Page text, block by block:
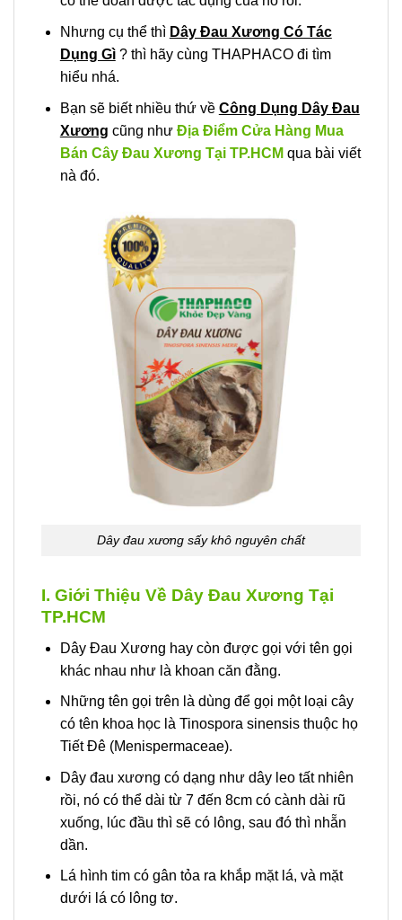
Nhưng cụ thể thì Dây Đau Xương Có Tác
Dụng Gì? thì hãy cùng THAPHACO đi tìm
hiểu nhá.
Bạn sẽ biết nhiều thứ về Công Dụng Dây Đau
Xương cũng như Địa Điểm Cửa Hàng Mua
Bán Cây Đau Xương Tại TP.HCM qua bài viết
nà đó.
Dây đau xương sấy khô nguyên chất
I. Giới Thiệu Về Dây Đau Xương Tại
TP.HCM
Dây Đau Xương hay còn được gọi với tên gọi
khác nhau như là khoan căn đằng.
Những tên gọi trên là dùng để gọi một loại cây
có tên khoa học là Tinospora sinensis thuộc họ
Tiết Đê (Menispermaceae).
Dây đau xương có dạng như dây leo tất nhiên
rồi, nó có thể dài từ 7 đến 8cm có cành dài rũ
xuống, lúc đầu thì sẽ có lông, sau đó thì nhẵn
dần.
Lá hình tim có gân tỏa ra khắp mặt lá, và mặt
dưới lá có lông tơ.